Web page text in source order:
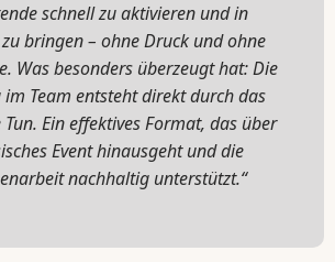
schnell zu aktivieren und in
bringen – ohne Druck und ohne
Was besonders überzeugt hat: Die
Team entsteht direkt durch das
Ein effektives Format, das über
Event hinausgeht und die
nachhaltig unterstützt.“